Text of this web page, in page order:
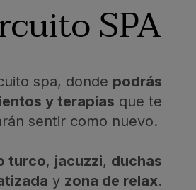
SPA
spa, donde podrás
y terapias que te
sentir como nuevo.
turco, jacuzzi, duchas
y zona de relax.